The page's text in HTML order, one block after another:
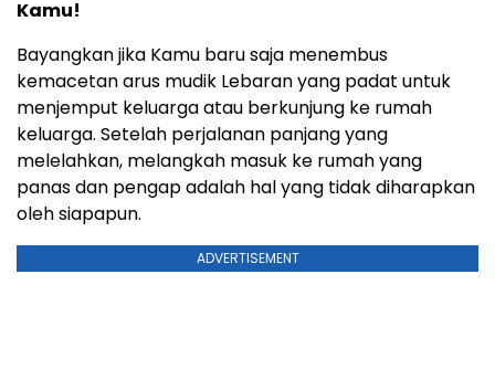
Kamu!
Bayangkan jika Kamu baru saja menembus
kemacetan arus mudik Lebaran yang padat untuk
menjemput keluarga atau berkunjung ke rumah
keluarga. Setelah perjalanan panjang yang
melelahkan, melangkah masuk ke rumah yang
panas dan pengap adalah hal yang tidak diharapkan
oleh siapapun.
ADVERTISEMENT